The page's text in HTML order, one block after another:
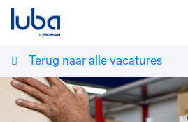
Vacatures
Over ons
Terug naar alle vacatures